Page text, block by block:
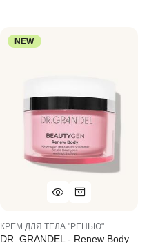
NEW
КРЕМ ДЛЯ ТЕЛА "РЕНЬЮ"
DR. GRANDEL - Renew Body